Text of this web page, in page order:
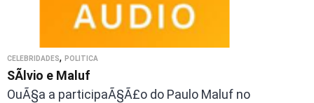
CELEBRIDADES, POLÍTICA
SÃ­lvio e Maluf
OuÃ§a a participaÃ§Ã£o do Paulo Maluf no